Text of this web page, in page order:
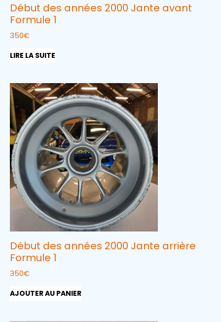
Début des années 2000 Jante avant
Formule 1
350€
LIRE LA SUITE
Début des années 2000 Jante arrière
Formule 1
350€
AJOUTER AU PANIER